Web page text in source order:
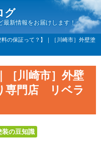
グ
最新情報をお届けします！
料の保証って？】｜［川崎市］外壁塗
［川崎市］外壁
専門店 リベラ
装の豆知識